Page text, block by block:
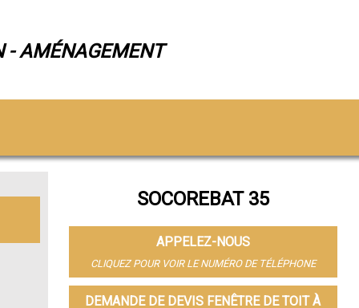
- AMÉNAGEMENT
SOCOREBAT 35
APPELEZ-NOUS
CLIQUEZ POUR VOIR LE NUMÉRO DE TÉLÉPHONE
DEMANDE DE DEVIS FENÊTRE DE TOIT À